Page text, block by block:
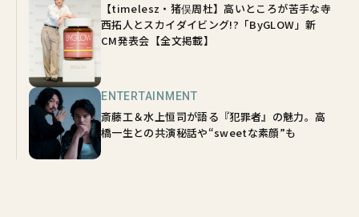
【timelesz・猪俣周杜】高いところが苦手な寺
西拓人とスカイダイビング!?「ByGLOW」新
CM発表会【全文掲載】
ENTERTAINMENT
斎藤工＆水上恒司が語る『犯罪者』の魅力。高
橋一生との共演秘話や“sweetな素顔”も